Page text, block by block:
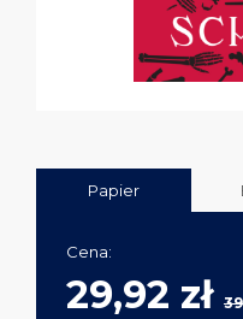
Papier
Cena:
29,92 zł